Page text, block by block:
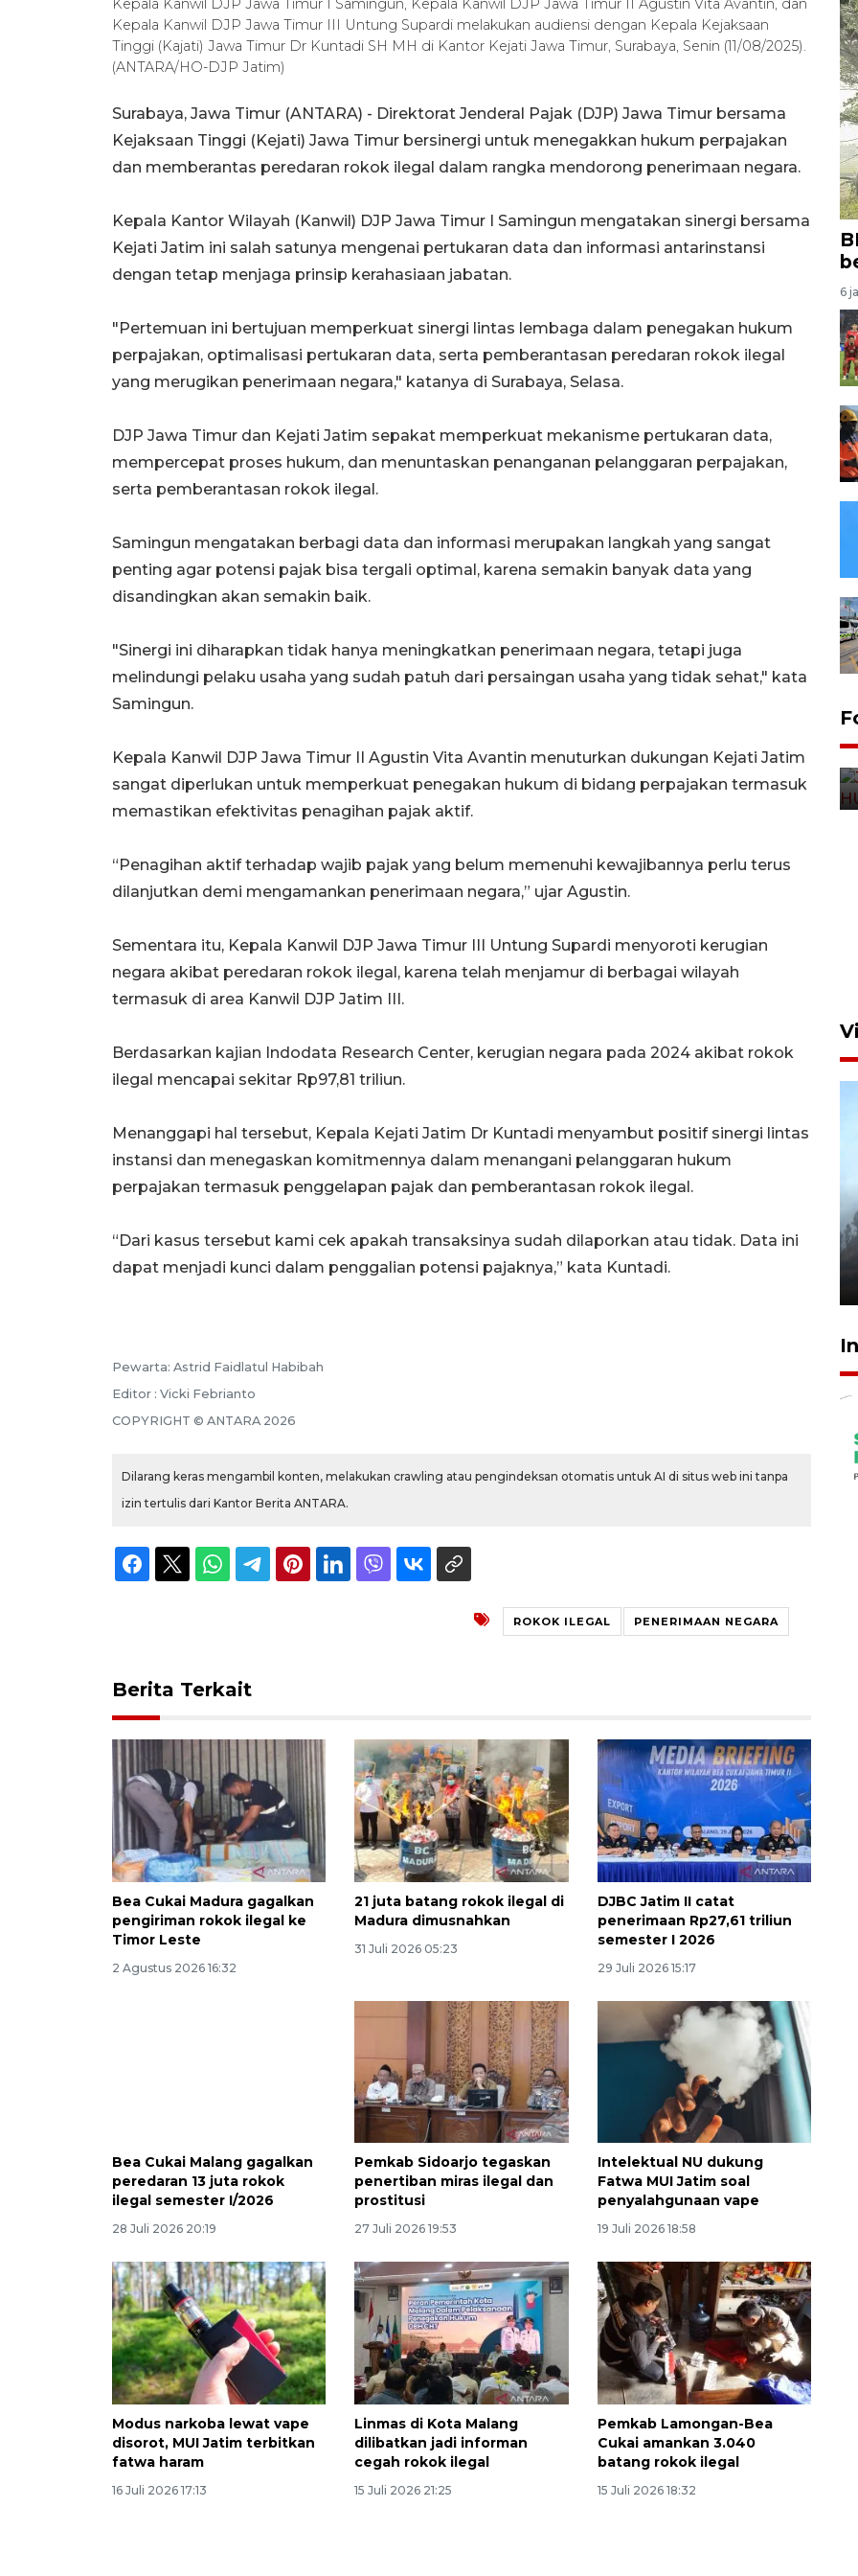
Kepala Kanwil DJP Jawa Timur I Samingun, Kepala Kanwil DJP Jawa Timur II Agustin Vita Avantin, dan
Kepala Kanwil DJP Jawa Timur III Untung Supardi melakukan audiensi dengan Kepala Kejaksaan
Tinggi (Kajati) Jawa Timur Dr Kuntadi SH MH di Kantor Kejati Jawa Timur, Surabaya, Senin (11/08/2025).
(ANTARA/HO-DJP Jatim)
Surabaya, Jawa Timur (ANTARA) - Direktorat Jenderal Pajak (DJP) Jawa Timur bersama
Kejaksaan Tinggi (Kejati) Jawa Timur bersinergi untuk menegakkan hukum perpajakan
dan memberantas peredaran rokok ilegal dalam rangka mendorong penerimaan negara.
Kepala Kantor Wilayah (Kanwil) DJP Jawa Timur I Samingun mengatakan sinergi bersama
Kejati Jatim ini salah satunya mengenai pertukaran data dan informasi antarinstansi
dengan tetap menjaga prinsip kerahasiaan jabatan.
"Pertemuan ini bertujuan memperkuat sinergi lintas lembaga dalam penegakan hukum
perpajakan, optimalisasi pertukaran data, serta pemberantasan peredaran rokok ilegal
yang merugikan penerimaan negara," katanya di Surabaya, Selasa.
DJP Jawa Timur dan Kejati Jatim sepakat memperkuat mekanisme pertukaran data,
mempercepat proses hukum, dan menuntaskan penanganan pelanggaran perpajakan,
serta pemberantasan rokok ilegal.
Samingun mengatakan berbagi data dan informasi merupakan langkah yang sangat
penting agar potensi pajak bisa tergali optimal, karena semakin banyak data yang
disandingkan akan semakin baik.
"Sinergi ini diharapkan tidak hanya meningkatkan penerimaan negara, tetapi juga
melindungi pelaku usaha yang sudah patuh dari persaingan usaha yang tidak sehat," kata
Samingun.
Kepala Kanwil DJP Jawa Timur II Agustin Vita Avantin menuturkan dukungan Kejati Jatim
sangat diperlukan untuk memperkuat penegakan hukum di bidang perpajakan termasuk
memastikan efektivitas penagihan pajak aktif.
“Penagihan aktif terhadap wajib pajak yang belum memenuhi kewajibannya perlu terus
dilanjutkan demi mengamankan penerimaan negara,” ujar Agustin.
Sementara itu, Kepala Kanwil DJP Jawa Timur III Untung Supardi menyoroti kerugian
negara akibat peredaran rokok ilegal, karena telah menjamur di berbagai wilayah
termasuk di area Kanwil DJP Jatim III.
Berdasarkan kajian Indodata Research Center, kerugian negara pada 2024 akibat rokok
ilegal mencapai sekitar Rp97,81 triliun.
Menanggapi hal tersebut, Kepala Kejati Jatim Dr Kuntadi menyambut positif sinergi lintas
instansi dan menegaskan komitmennya dalam menangani pelanggaran hukum
perpajakan termasuk penggelapan pajak dan pemberantasan rokok ilegal.
“Dari kasus tersebut kami cek apakah transaksinya sudah dilaporkan atau tidak. Data ini
dapat menjadi kunci dalam penggalian potensi pajaknya,” kata Kuntadi.
Pewarta: Astrid Faidlatul Habibah
Editor : Vicki Febrianto
COPYRIGHT © ANTARA 2026
Dilarang keras mengambil konten, melakukan crawling atau pengindeksan otomatis untuk AI di situs web ini tanpa
izin tertulis dari Kantor Berita ANTARA.
ROKOK ILEGAL PENERIMAAN NEGARA
Berita Terkait
Bea Cukai Madura gagalkan
pengiriman rokok ilegal ke
Timor Leste
2 Agustus 2026 16:32
21 juta batang rokok ilegal di
Madura dimusnahkan
31 Juli 2026 05:23
DJBC Jatim II catat
penerimaan Rp27,61 triliun
semester I 2026
29 Juli 2026 15:17
Bea Cukai Malang gagalkan
peredaran 13 juta rokok
ilegal semester I/2026
28 Juli 2026 20:19
Pemkab Sidoarjo tegaskan
penertiban miras ilegal dan
prostitusi
27 Juli 2026 19:53
Intelektual NU dukung
Fatwa MUI Jatim soal
penyalahgunaan vape
19 Juli 2026 18:58
Modus narkoba lewat vape
disorot, MUI Jatim terbitkan
fatwa haram
16 Juli 2026 17:13
Linmas di Kota Malang
dilibatkan jadi informan
cegah rokok ilegal
15 Juli 2026 21:25
Pemkab Lamongan-Bea
Cukai amankan 3.040
batang rokok ilegal
15 Juli 2026 18:32
6
padat penduduk
7 Agustus 2026 14:29
Water Spray" bantu padamkan
kebakaran Bromo
6 Agustus 2026 18:23
Awas penipuan berbasis AI